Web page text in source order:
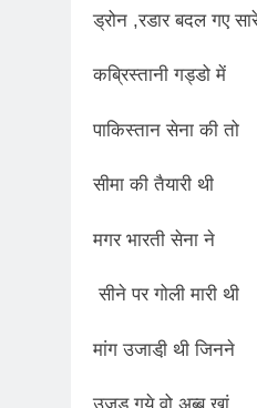
ड्रोन ,रडार बदल गए
कब्रिस्तानी गड्डो में
पाकिस्तान सेना की तो
सीमा की तैयारी थी
मगर भारती सेना ने
सीने पर गोली मारी थी
मांग उजाडी़ थी जिनने